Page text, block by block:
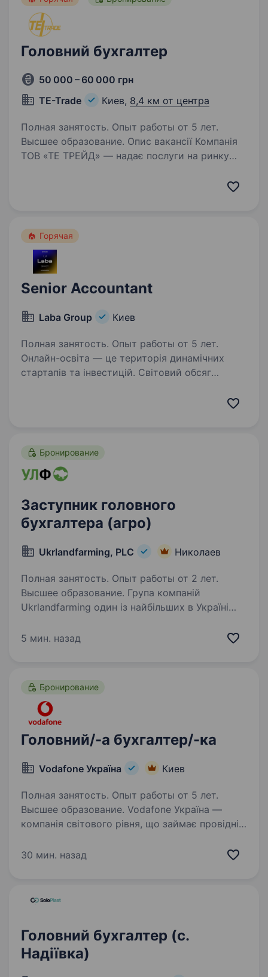
Головний бухгалтер
50 000 – 60 000 грн
TE-Trade
Киев, 8,4 км от центра
Полная занятость. Опыт работы от 5 лет.
Высшее образование. Опис вакансії Компанія
ТОВ «ТЕ ТРЕЙД» — надає послуги на ринку
досвідченого…
Горячая
Senior Accountant
Laba Group Киев
Полная занятость. Опыт работы от 5 лет.
Онлайн-освіта — це територія динамічних
стартапів та інвестицій. Cвітовий обсяг
Ми, командаLaba Group, стартували 10 років
Бронирование
Заступник головного
бухгалтера (агро)
Ukrlandfarming, PLC Николаев
Полная занятость. Опыт работы от 2 лет.
Высшее образование. Група компаній
Ukrlandfarming один із найбільших в Україні
лідером в більшості напрямків агробізнесу.
5 мин. назад
Бронирование
Головний/-а бухгалтер/-ка
Vodafone Україна Киев
Полная занятость. Опыт работы от 5 лет.
Высшее образование. Vodafone Україна —
компанія світового рівня, що займає провідні
впроваджує інновації у всіх напрямках
30 мин. назад
Головний бухгалтер (с.
Надіївка)